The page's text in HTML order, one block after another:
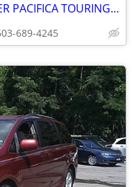
♿♿ 2019 BRAUNABILITY CHRYSLER PACIFICA TOURING L POWER RAMP♿♿
689-4245